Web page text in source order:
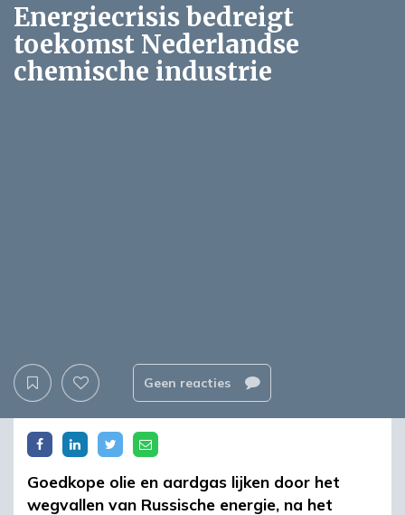
Energiecrisis bedreigt
toekomst Nederlandse
chemische industrie
Geen reacties
Goedkope olie en aardgas lijken door het
wegvallen van Russische energie, na het